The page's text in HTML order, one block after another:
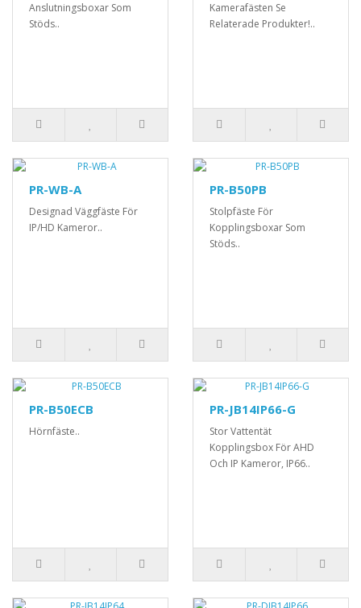
Anslutningsboxar Som
Stöds..
Kamerafästen Se
Relaterade Produkter!..
PR-WB-A
Designad Väggfäste För
IP/HD Kameror..
PR-B50PB
Stolpfäste För
Kopplingsboxar Som
Stöds..
PR-B50ECB
Hörnfäste..
PR-JB14IP66-G
Stor Vattentät
Kopplingsbox För AHD
Och IP Kameror, IP66..